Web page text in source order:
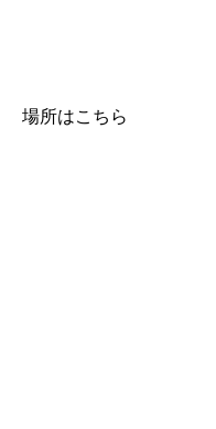
場所はこちら